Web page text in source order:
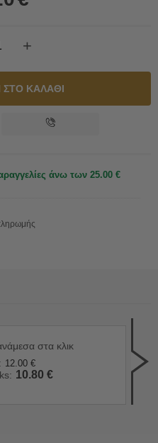
+
ΚΑΛΑΘΙ
άνω των 25.00 €
στα κλικ
12.00 €
10.80 €